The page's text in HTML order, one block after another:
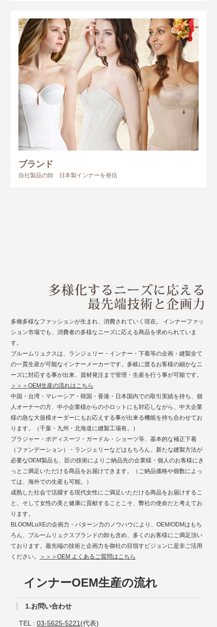
ブランド
自社製品の卸 日本製インナーを発信
多種多様なファッションが生まれ、消費されていく現在。 インナーファッ
ション市場でも、消費者の多様なニーズに応える商品を求められていま
す。
ブルームリュクスは、ランジェリー・インナー・下着等の企画・縫製全て
の一貫生産が可能なインナーメーカーです。多岐に渡るお客様の細かなニ
ーズに対応する事が出来、資材発注まで管理・生産を行う事が可能です。
＞＞＞OEM生産の流れはこちら
中国・台湾・マレーシア・韓国・香港・日本国内での取引実績を持ち、個
人オーナーの方、中小企業様からの小ロットにも対応しながら、中大企業
様の急な大規模オーダーにもお応えする事が出来る機能を持ち合わせてお
ります。（千葉・九州・北海道に縫製工場有。）
ブラジャー・ボディスーツ・ガードル・ショーツ等、基本的な補正下着
（ファンデーション）・ランジェリーなどはもちろん、新たな縫製方法が
必要なOEM製品も、匠の技術によりご納品先の企業様・個人のお客様にき
っとご満足いただける商品をお届けできます。（ご納品価格や個数によっ
ては、海外での生産も可能。）
成熟した社会で活躍する現代女性にご満足いただける商品をお届けするこ
と。そして女性の美と健康に貢献することこそ、弊社の使命だと考えてお
ります。
BLOOMLuXEの企画力・パターン力のノウハウにより、OEM/ODMはもち
ろん、ブルームリュクスブランドの卸も含め、多くのお客様にご満足頂い
ております。最先端の技術と企画力を御社の目指すビジョンに是非ご活用
ください。
＞＞＞OEM よくあるご質問はこちら
インナーOEM生産の流れ
1.お問い合わせ
TEL : 03-5625-5221 (代表)